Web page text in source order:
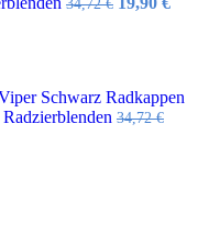
Radkappen
34,72€